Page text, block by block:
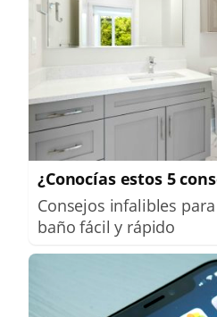
¿Conocías estos 5
Consejos infalibles
baño fácil y rápido